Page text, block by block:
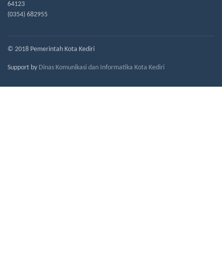
64123
(0354) 682955
© 2018 Pemerintah Kota Kediri
Support by Dinas Komunikasi dan Informatika Kota Kediri